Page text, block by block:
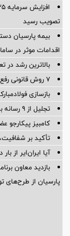
تصویب رسید
بیمه پارسیان
اقدامات موثر در
بالاترین رشد در
۷ روش قانونی رفع سوء‌اثر از چک برگشتی
بازسازی
تجلیل از ۹ رسانه برتر «پویش سایپا_رسانه»
کامبیز پیکارجو
تأکید بر
آیا ایران‌ایر از
بازدید معاون
پارسیان از طرح‌های